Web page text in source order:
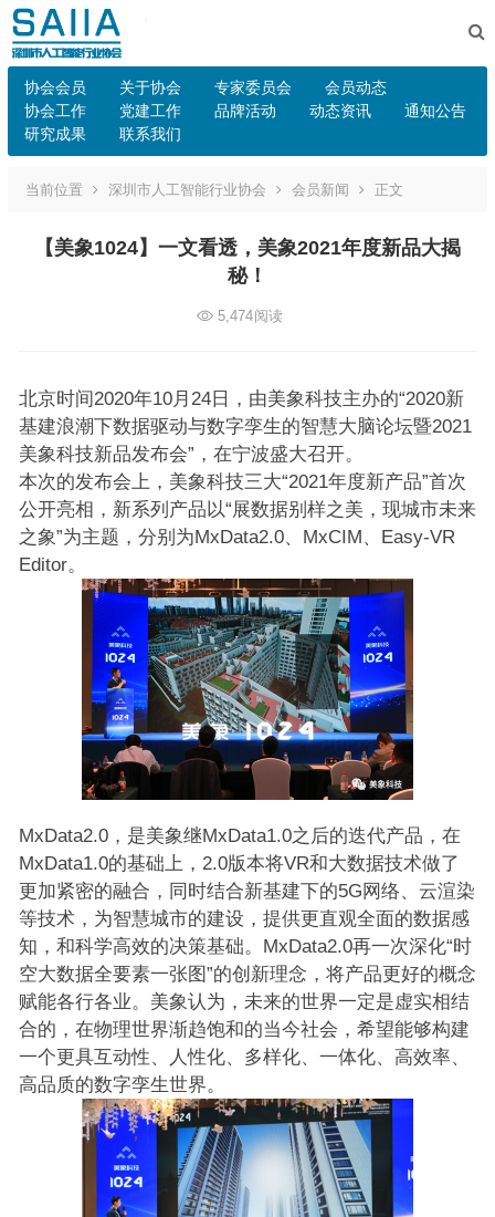
协会会员 关于协会 专家委员会
会员动态
协会工作
党建工作 品牌活动 动态资讯
通知公告
研究成果
联系我们
当前位置 深圳市人工智能行业协会 会员新闻 正文
【美象1024】一文看透，美象2021年度新品大揭
秘！
5,474阅读
北京时间2020年10月24日，由美象科技主办的“2020新
基建浪潮下数据驱动与数字孪生的智慧大脑论坛暨2021
美象科技新品发布会”，在宁波盛大召开。
本次的发布会上，美象科技三大“2021年度新产品”首次
公开亮相，新系列产品以“展数据别样之美，现城市未来
之象”为主题，分别为MxData2.0、MxCIM、Easy-VR
Editor。
MxData2.0，是美象继MxData1.0之后的迭代产品，在
MxData1.0的基础上，2.0版本将VR和大数据技术做了
更加紧密的融合，同时结合新基建下的5G网络、云渲染
等技术，为智慧城市的建设，提供更直观全面的数据感
知，和科学高效的决策基础。MxData2.0再一次深化“时
空大数据全要素一张图”的创新理念，将产品更好的概念
赋能各行各业。美象认为，未来的世界一定是虚实相结
合的，在物理世界渐趋饱和的当今社会，希望能够构建
一个更具互动性、人性化、多样化、一体化、高效率、
高品质的数字孪生世界。